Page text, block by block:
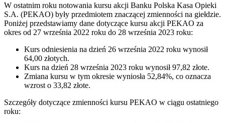
W ostatnim roku notowania kursu akcji Banku Polska Kasa Opieki
S.A. (PEKAO) były przedmiotem znaczącej zmienności na giełdzie.
Poniżej przedstawiamy dane dotyczące kursu akcji PEKAO za
okres od 27 września 2022 roku do 28 września 2023 roku:
Kurs odniesienia na dzień 26 września 2022 roku wynosił
64,00 złotych.
Kurs na dzień 28 września 2023 roku wynosił 97,82 złote.
Zmiana kursu w tym okresie wyniosła 52,84%, co oznacza
wzrost o 33,82 złote.
Szczegóły dotyczące zmienności kursu PEKAO w ciągu ostatniego
roku: